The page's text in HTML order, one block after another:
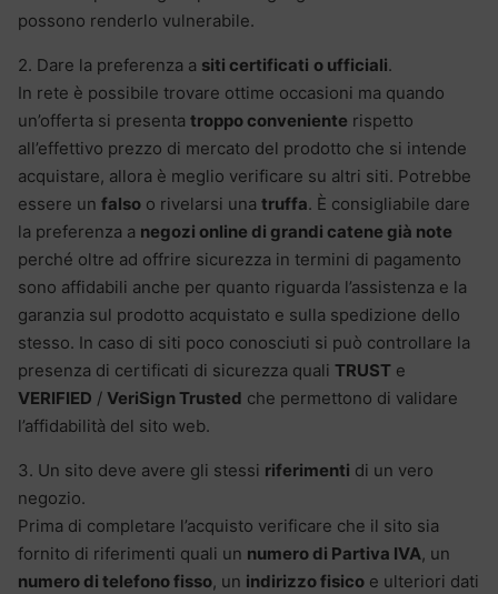
possono renderlo vulnerabile.
2. Dare la preferenza a siti certificati o ufficiali.
In rete è possibile trovare ottime occasioni ma quando
un’offerta si presenta troppo conveniente rispetto
all’effettivo prezzo di mercato del prodotto che si intende
acquistare, allora è meglio verificare su altri siti. Potrebbe
essere un falso o rivelarsi una truffa. È consigliabile dare
la preferenza a negozi online di grandi catene già note
perché oltre ad offrire sicurezza in termini di pagamento
sono affidabili anche per quanto riguarda l’assistenza e la
garanzia sul prodotto acquistato e sulla spedizione dello
stesso. In caso di siti poco conosciuti si può controllare la
presenza di certificati di sicurezza quali TRUST e
VERIFIED / VeriSign Trusted che permettono di validare
l’affidabilità del sito web.
3. Un sito deve avere gli stessi riferimenti di un vero
negozio.
Prima di completare l’acquisto verificare che il sito sia
fornito di riferimenti quali un numero di Partiva IVA, un
numero di telefono fisso, un indirizzo fisico e ulteriori dati